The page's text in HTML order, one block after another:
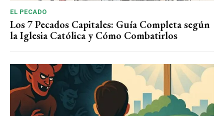
EL PECADO
Los 7 Pecados Capitales: Guía Completa según
la Iglesia Católica y Cómo Combatirlos